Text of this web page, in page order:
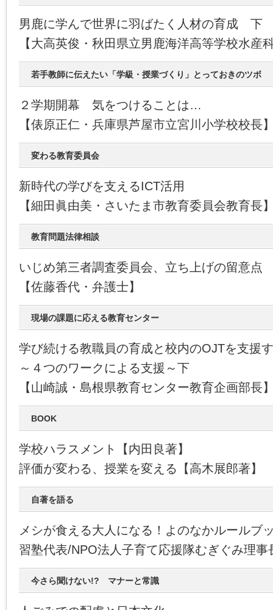
男鹿に学んで世界に羽ばたく人材の育成 下
【大高英俊・秋田県立男鹿海洋高等学校水産
若手教師に伝えたい「学級・授業づくり」とっておきのツボ
２学期開幕 気をつけることは…
【俵原正仁・兵庫県芦屋市立宮川小学校校長
変わる教育委員会
新時代の学びを支えるICT活用
【細田眞由美・さいたま市教育委員会教育長
教育問題法律相談
いじめ第三者調査委員会、立ち上げの留意点
【佐藤香代・弁護士】
現場の課題に応える教育センター
学び続ける教職員の育成と校内のOJTを支援
～４つのワークによる支援～下
【山崎誠・島根県教育センター教育企画部長
BOOK
学校ハラスメント【内田良著】
評価が変わる、授業を変える【高木展郎著】
自著を語る
メシが食える大人になる！よのなかルールブ
習塾代表/NPO法人子育て応援隊むぎぐみ理事
今さら聞けない!? マナーと常識